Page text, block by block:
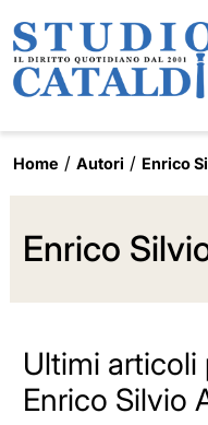
Home Autori Enrico
Enrico
Ultimi articoli
Enrico Silvio